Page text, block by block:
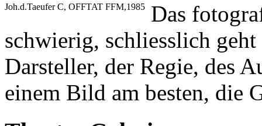
Joh.d.Taeufer C, OFFTAT FFM,1985
Das
schwierig, schliesslich
Darsteller, der Regie, des
einem Bild am besten, die